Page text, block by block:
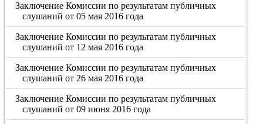
Заключение Комиссии по результатам публичных
слушаний от 05 мая 2016 года
Заключение Комиссии по результатам публичных
слушаний от 12 мая 2016 года
Заключение Комиссии по результатам публичных
слушаний от 26 мая 2016 года
Заключение Комиссии по результатам публичных
слушаний от 09 июня 2016 года